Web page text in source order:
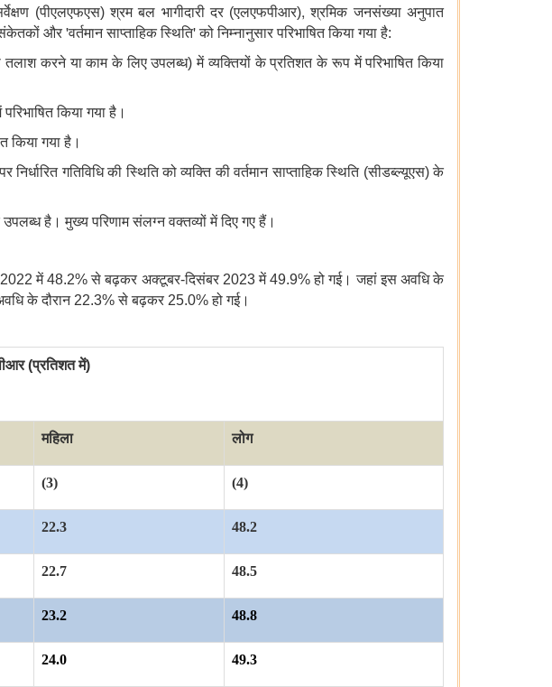
(पीएलएफएस) श्रम बल भागीदारी दर (एलएफपीआर),श्रमिक जनसंख्या अनुपात
संकेतकों और 'वर्तमान साप्ताहिक स्थिति'को निम्नानुसार परिभाषित किया गया है:
करने या काम के लिए उपलब्ध) में व्यक्तियों के प्रतिशत के रूप में परिभाषित किया
किया गया है।
किया गया है।
गतिविधि की स्थिति को व्यक्ति की वर्तमान साप्ताहिक स्थिति (सीडब्ल्यूएस) के
उपलब्ध है। मुख्य परिणाम संलग्न वक्तव्यों में दिए गए हैं।
2022 में 48.2% से बढ़कर अक्टूबर-दिसंबर 2023 में 49.9% हो गई। जहां इस अवधि के
के दौरान 22.3% से बढ़कर 25.0% हो गई।
(प्रतिशत में)
महिला लोग
(3) (4)
22.3 48.2
22.7 48.5
23.2 48.8
24.0 49.3